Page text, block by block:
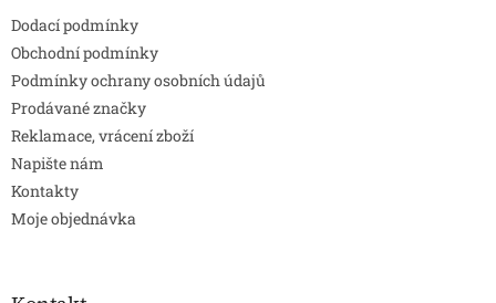
Dodací podmínky
Obchodní podmínky
Podmínky ochrany osobních údajů
Prodávané značky
Reklamace, vrácení zboží
Napište nám
Kontakty
Moje objednávka